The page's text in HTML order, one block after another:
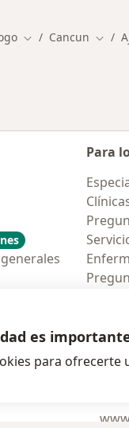
Cambiar de ciudad
Cancun
Para
es
para ofrecerte